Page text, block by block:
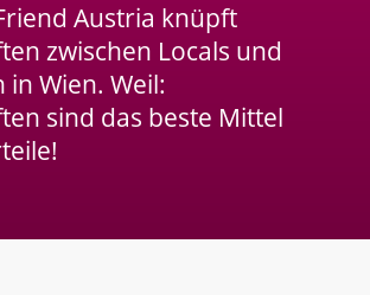
Austria knüpft
zwischen Locals und
Wien. Weil:
sind das beste Mittel